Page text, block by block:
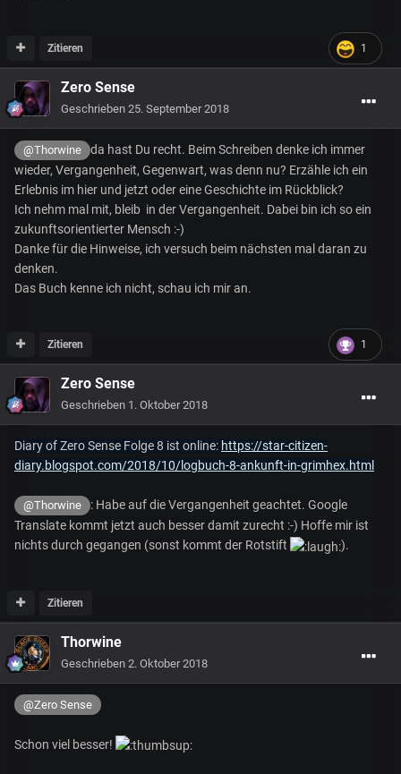
1
Zitieren
Zero Sense
Geschrieben 25. September 2018
@Thorwine
da hast Du recht. Beim Schreiben denke ich immer
wieder, Vergangenheit, Gegenwart, was denn nu? Erzähle ich ein
Erlebnis im hier und jetzt oder eine Geschichte im Rückblick?
Ich nehm mal mit, bleib in der Vergangenheit. Dabei bin ich so ein
zukunftsorientierter Mensch :-)
Danke für die Hinweise, ich versuch beim nächsten mal daran zu
denken.
Das Buch kenne ich nicht, schau ich mir an.
1
Zitieren
Zero Sense
Geschrieben 1. Oktober 2018
Diary of Zero Sense Folge 8 ist online: https://star-citizen-
diary.blogspot.com/2018/10/logbuch-8-ankunft-in-grimhex.html
@Thorwine
: Habe auf die Vergangenheit geachtet. Google
Translate kommt jetzt auch besser damit zurecht :-) Hoffe mir ist
nichts durch gegangen (sonst kommt der Rotstift
).
Zitieren
Thorwine
Geschrieben 2. Oktober 2018
@Zero Sense
Schon viel besser!